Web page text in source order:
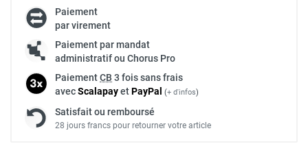
Paiement
par virement
Paiement par mandat
administratif ou Chorus Pro
PaiementCB 3 fois sans frais
avecScalapayetPayPal (+ d'infos)
Satisfait ou remboursé
28 jours francs pour retourner votre article